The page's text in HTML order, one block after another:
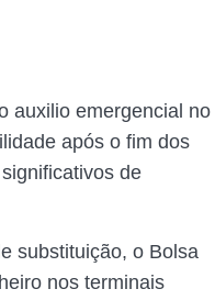
auxilio emergencial no
após o fim dos
de
substituição, o Bolsa
nos terminais